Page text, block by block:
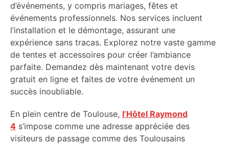
d’événements, y compris mariages, fêtes et
événements professionnels. Nos services incluent
l’installation et le démontage, assurant une
expérience sans tracas. Explorez notre vaste gamme
de tentes et accessoires pour créer l’ambiance
parfaite. Demandez dès maintenant votre devis
gratuit en ligne et faites de votre événement un
succès inoubliable.
En plein centre de Toulouse, l’Hôtel Raymond
4 s’impose comme une adresse appréciée des
visiteurs de passage comme des Toulousains